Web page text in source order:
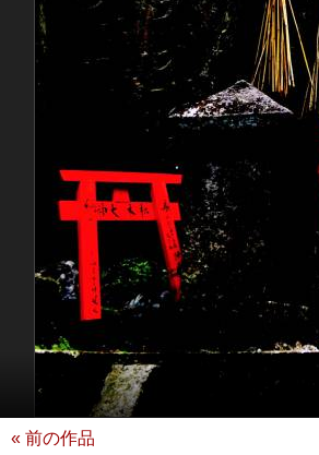
« 前の作品